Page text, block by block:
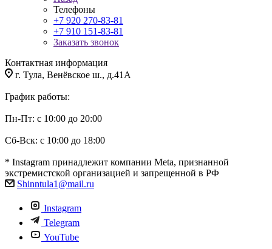
Телефоны
+7 920 270-83-81
+7 910 151-83-81
Заказать звонок
Контактная информация
г. Тула, Венёвское ш., д.41А
График работы:
Пн-Пт: с 10:00 до 20:00
Сб-Вск: с 10:00 до 18:00
* Instagram принадлежит компании Meta, признанной
экстремистской организацией и запрещенной в РФ
Shinntula1@mail.ru
Instagram
Telegram
YouTube